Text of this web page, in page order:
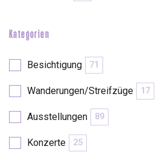
Kategorien
Besichtigung 71
Wanderungen/Streifzüge 17
Ausstellungen 89
Konzerte 25